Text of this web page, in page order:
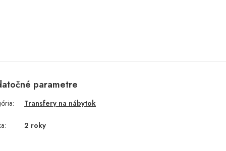
parametre
: Transfery na nábytok
: 2 roky